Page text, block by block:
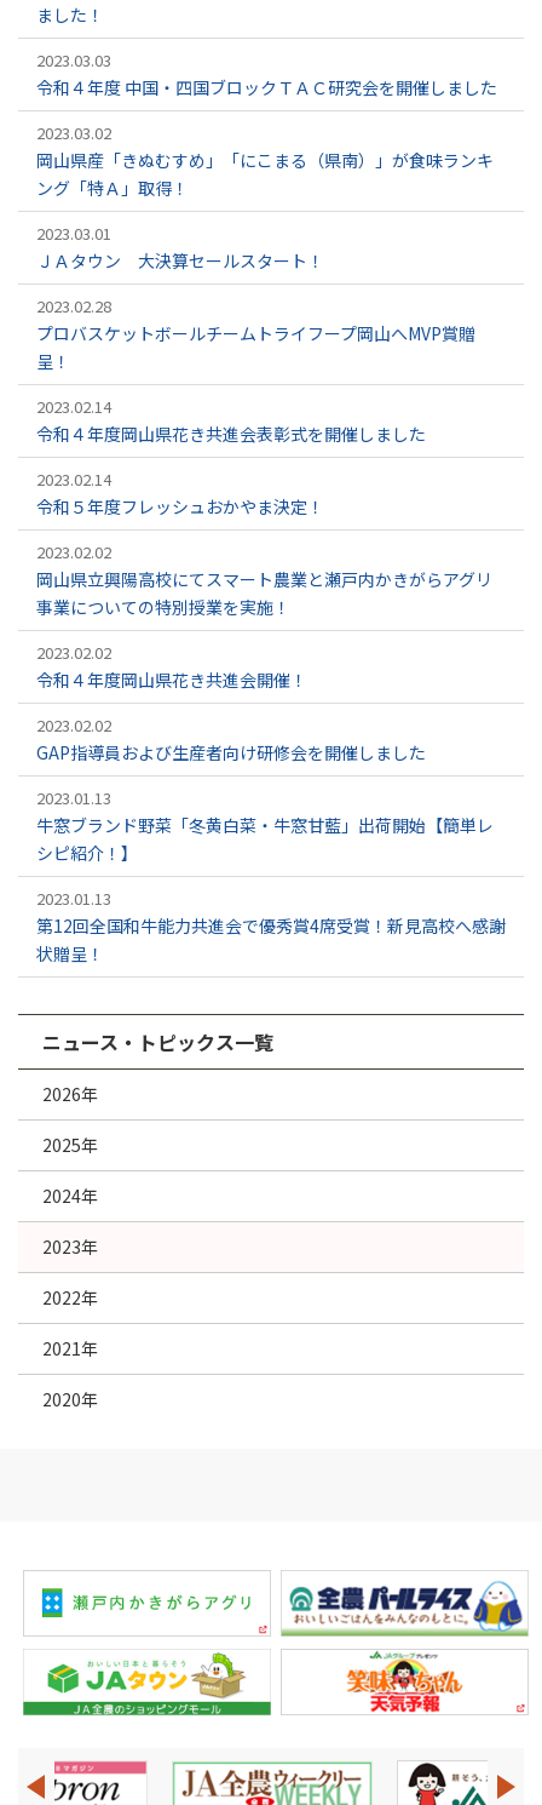
ました！
2023.03.03
令和４年度 中国・四国ブロックＴＡＣ研究会を開催しました
2023.03.02
岡山県産「きぬむすめ」「にこまる（県南）」が食味ランキ
ング「特Ａ」取得！
2023.03.01
ＪＡタウン 大決算セールスタート！
2023.02.28
プロバスケットボールチームトライフープ岡山へMVP賞贈
呈！
2023.02.14
令和４年度岡山県花き共進会表彰式を開催しました
2023.02.14
令和５年度フレッシュおかやま決定！
2023.02.02
岡山県立興陽高校にてスマート農業と瀬戸内かきがらアグリ
事業についての特別授業を実施！
2023.02.02
令和４年度岡山県花き共進会開催！
2023.02.02
GAP指導員および生産者向け研修会を開催しました
2023.01.13
牛窓ブランド野菜「冬黄白菜・牛窓甘藍」出荷開始【簡単レ
シピ紹介！】
2023.01.13
第12回全国和牛能力共進会で優秀賞4席受賞！新見高校へ感謝
状贈呈！
ニュース・トピックス一覧
2026年
2025年
2024年
2023年
2022年
2021年
2020年